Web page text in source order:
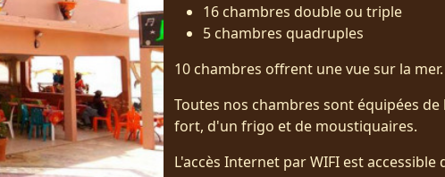
16 chambres double ou triple
5 chambres quadruples
10 chambres offrent une vue sur la mer.
Toutes nos chambres sont équipées
fort, d'un frigo et de moustiquaires.
L'accès Internet par WIFI est accessible